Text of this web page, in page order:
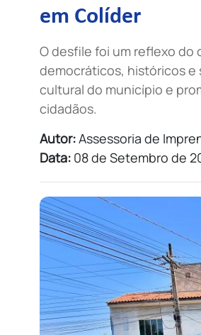
em Colíder
O desfile foi um reflexo do
democráticos, históricos e
cultural do município e
cidadãos.
Autor:Assessoria de
Data: 08 de Setembro de